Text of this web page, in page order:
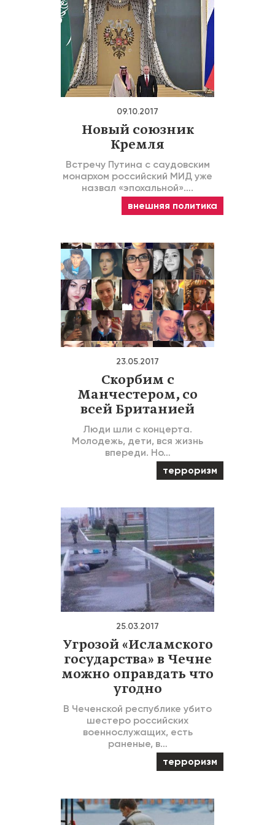
09.10.2017
Новый союзник
Кремля
Встречу Путина с саудовским
монархом российский МИД уже
назвал «эпохальной»….
внешняя политика
23.05.2017
Скорбим с
Манчестером, со
всей Британией
Люди шли с концерта.
Молодежь, дети, вся жизнь
впереди. Но…
терроризм
25.03.2017
Угрозой «Исламского
государства» в Чечне
можно оправдать что
угодно
В Чеченской республике убито
шестеро российских
военнослужащих, есть
раненые, в…
терроризм